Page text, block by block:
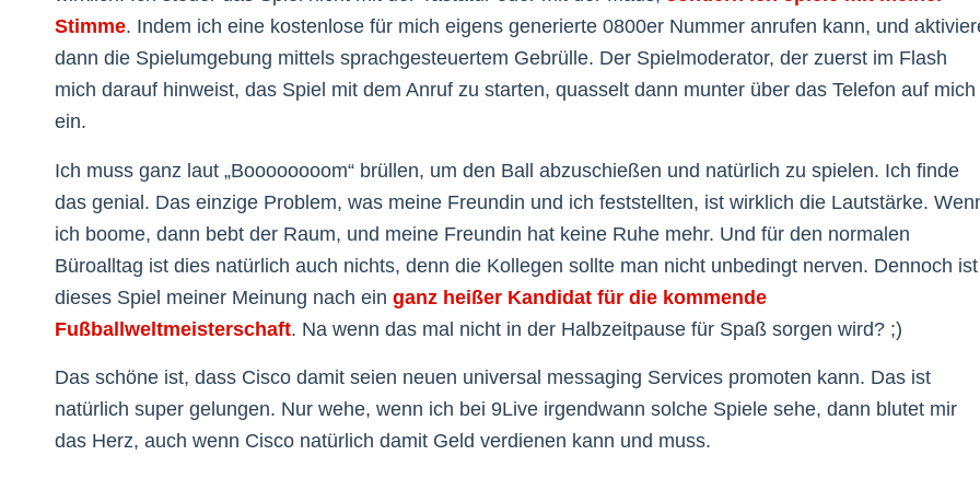
Stimme. Indem ich eine kostenlose für mich eigens generierte 0800er Nummer anrufen kann, und
dann die Spielumgebung mittels sprachgesteuertem Gebrülle. Der Spielmoderator, der zuerst im Flash
mich darauf hinweist, das Spiel mit dem Anruf zu starten, quasselt dann munter über das Telefon auf mich
ein.
Ich muss ganz laut „Boooooooom“ brüllen, um den Ball abzuschießen und natürlich zu spielen. Ich finde
das genial. Das einzige Problem, was meine Freundin und ich feststellten, ist wirklich die Lautstärke.
ich boome, dann bebt der Raum, und meine Freundin hat keine Ruhe mehr. Und für den normalen
Büroalltag ist dies natürlich auch nichts, denn die Kollegen sollte man nicht unbedingt nerven. Dennoch ist
dieses Spiel meiner Meinung nach ein ganz heißer Kandidat für die kommende
Fußballweltmeisterschaft. Na wenn das mal nicht in der Halbzeitpause für Spaß sorgen wird? ;)
Das schöne ist, dass Cisco damit seien neuen universal messaging Services promoten kann. Das ist
natürlich super gelungen. Nur wehe, wenn ich bei 9Live irgendwann solche Spiele sehe, dann blutet mir
das Herz, auch wenn Cisco natürlich damit Geld verdienen kann und muss.